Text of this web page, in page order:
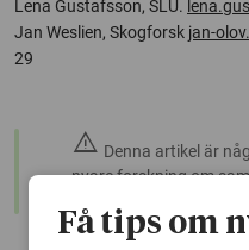
Lena Gustafsson, SLU.
Jan Weslien, Skogforsk jan-
29
warning Denna artikel är
nyare forskning om
Få tips om